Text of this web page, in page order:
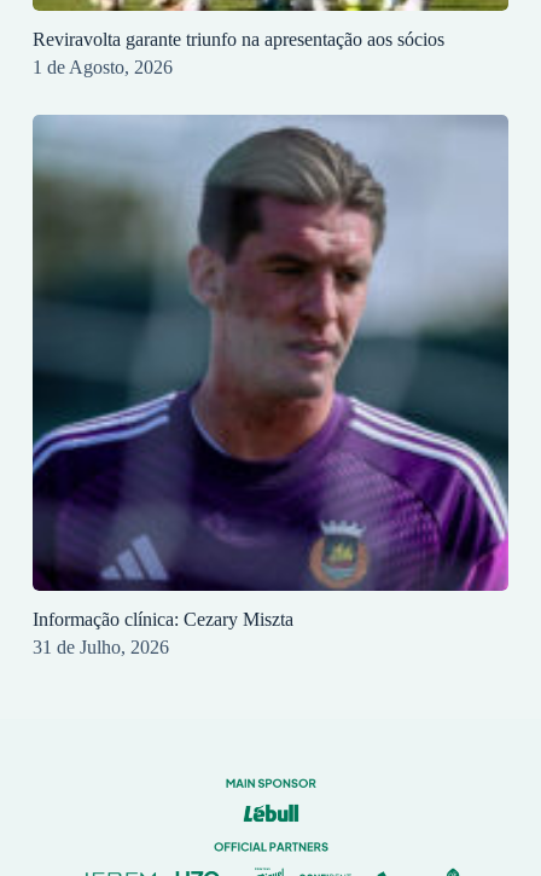
Reviravolta garante triunfo na apresentação aos sócios
1 de Agosto, 2026
Informação clínica: Cezary Miszta
31 de Julho, 2026